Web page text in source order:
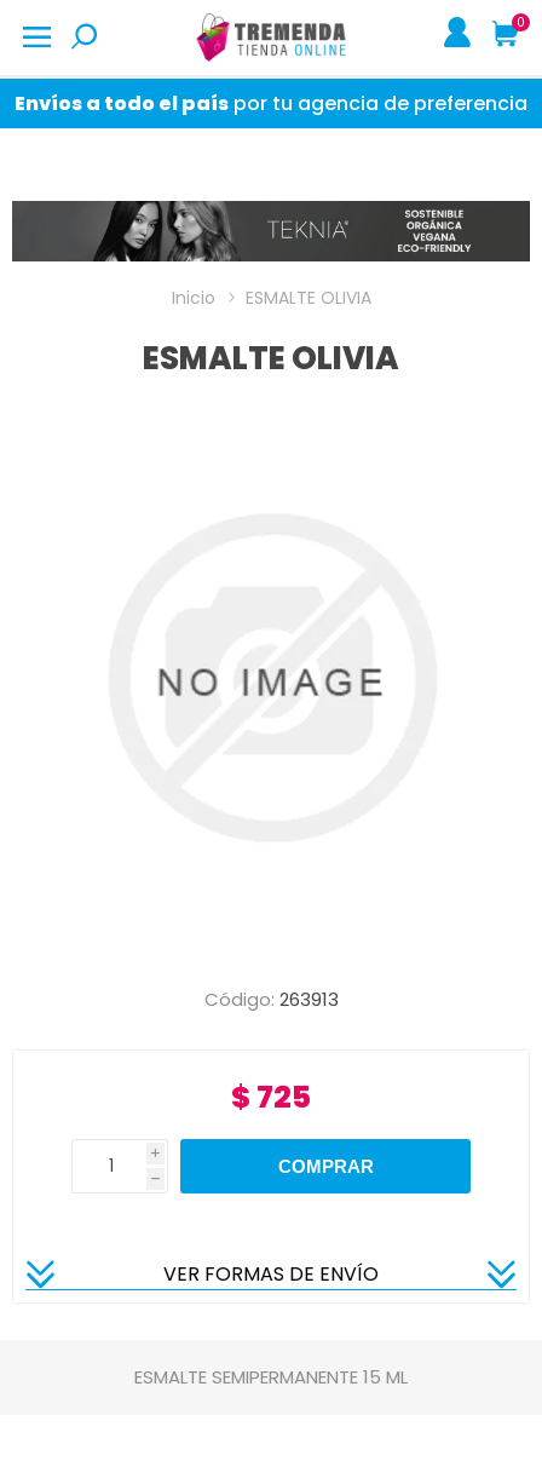
0
Envíos a todo el país por tu agencia de preferencia
Inicio ESMALTE OLIVIA
ESMALTE OLIVIA
Código: 263913
$ 725
i
h
VER FORMAS DE ENVÍO
ESMALTE SEMIPERMANENTE 15 ML